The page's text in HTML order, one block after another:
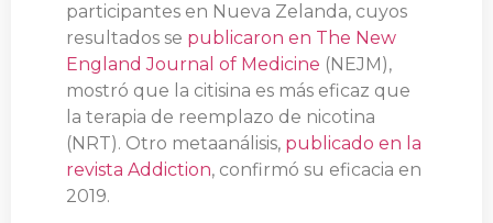
participantes en Nueva Zelanda, cuyos
resultados se publicaron en The New
England Journal of Medicine (NEJM),
mostró que la citisina es más eficaz que
la terapia de reemplazo de nicotina
(NRT). Otro metaanálisis, publicado en la
revista Addiction, confirmó su eficacia en
2019.